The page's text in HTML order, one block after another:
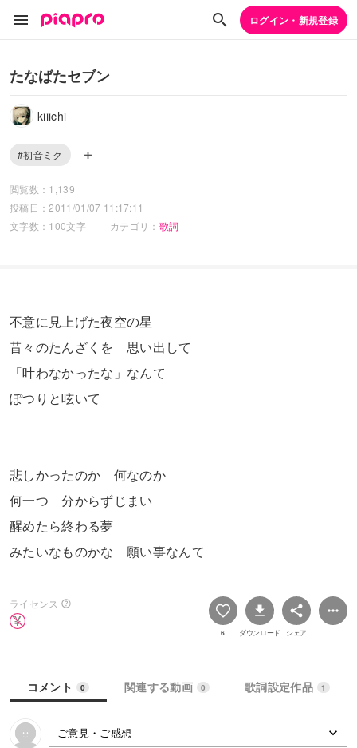
ログイン・新規登録
不意に見上げた夜空の星
昔々のたんざくを 思い出して
「叶わなかったな」なんて
ぽつりと呟いて
悲しかったのか 何なのか
何一つ 分からずじまい
醒めたら終わる夢
みたいなものかな 願い事なんて
ライセンス
6 ダウンロード シェア
たなばたセブン
kiiichi
#初音ミク
閲覧数：1,139
投稿日：2011/01/07 11:17:11
文字数：100文字
カテゴリ： 歌詞
コメント 0 関連する動画 0 歌詞設定作品 1
ご意見・ご感想